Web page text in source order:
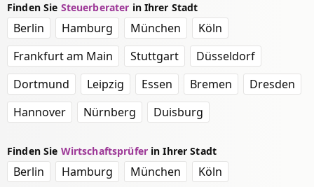
Finden Sie Steuerberater in Ihrer Stadt
Berlin Hamburg München
Köln
Frankfurt am Main
Stuttgart
Düsseldorf
Dortmund
Leipzig Essen Bremen
Dresden
Hannover
Nürnberg Duisburg
Finden Sie Wirtschaftsprüferin Ihrer Stadt
Berlin Hamburg München
Köln